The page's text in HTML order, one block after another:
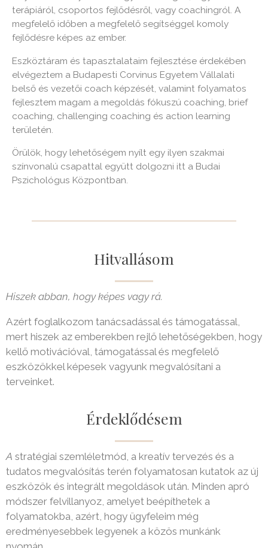
terápiáról, csoportos fejlődésről, vagy coachingról. A
megfelelő időben a megfelelő segítséggel komoly
fejlődésre képes az ember.
Eszköztáram és tapasztalataim fejlesztése érdekében
elvégeztem a Budapesti Corvinus Egyetem Vállalati
belső és vezetői coach képzését, valamint folyamatos
fejlesztem magam a megoldás fókuszú coaching, brief
coaching, challenging coaching és action learning
területén.
Örülök, hogy lehetőségem nyílt egy ilyen szakmai
színvonalú csapattal együtt dolgozni itt a Budai
Pszichológus Központban.
Hitvallásom
Hiszek abban, hogy képes vagy rá.
Azért foglalkozom tanácsadással és támogatással,
mert hiszek az emberekben rejlő lehetőségekben, hogy
kellő motivációval, támogatással és megfelelő
eszközökkel képesek vagyunk megvalósítani a
terveinket.
Érdeklődésem
A stratégiai szemléletmód, a kreatív tervezés és a
tudatos megvalósítás terén folyamatosan kutatok az új
eszközök és integrált megoldások után. Minden apró
módszer felvillanyoz, amelyet beépíthetek a
folyamatokba, azért, hogy ügyfeleim még
eredményesebbek legyenek a közös munkánk